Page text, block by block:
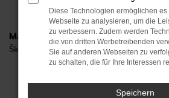
Marken
Škoda
Fehler: Network
Diese Technologien ermöglichen
Webseite zu analysieren, um die
zu verbessern. Zudem werden
die von dritten Werbetreibenden
Sie auf anderen Webseiten zu
zu schalten, die für Ihre Interessen
Speichern